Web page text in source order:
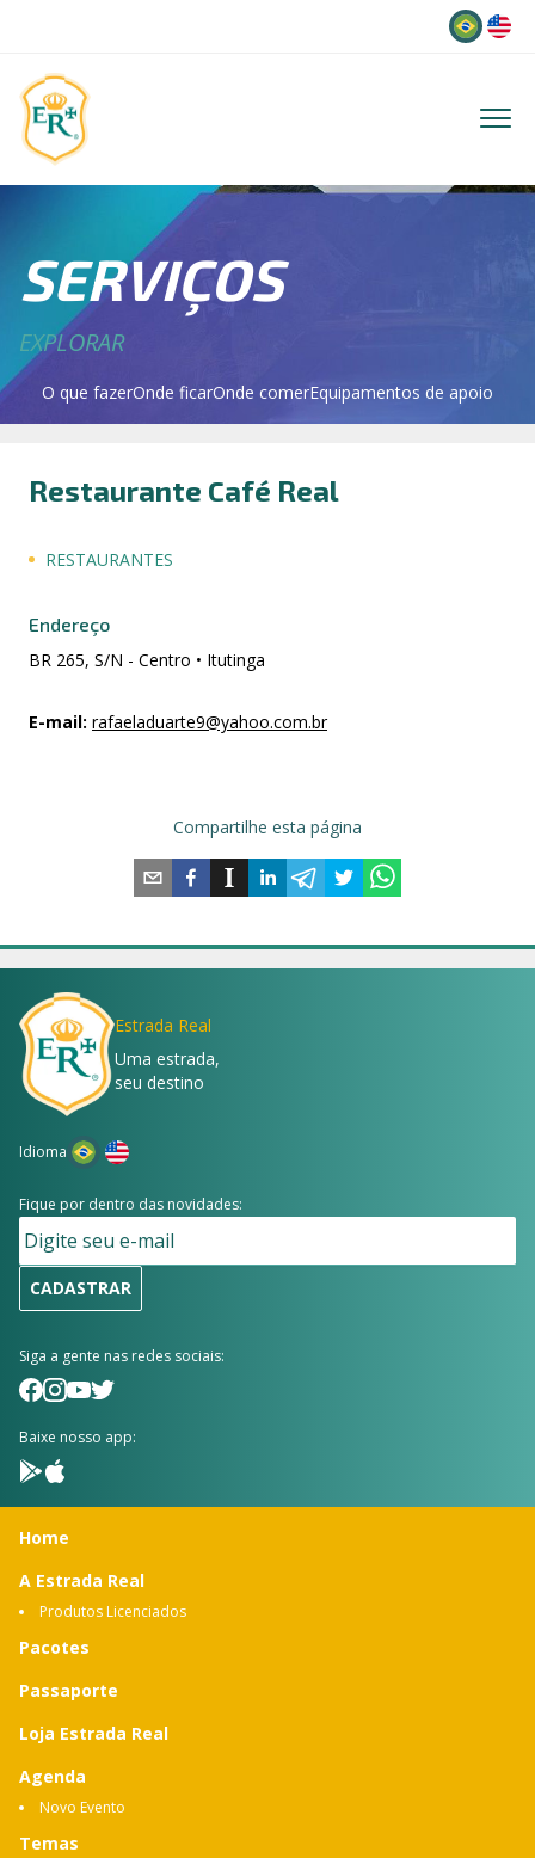
SERVIÇOS
EXPLORAR
O que fazerOnde ficarOnde comerEquipamentos de apoio
Restaurante Café Real
RESTAURANTES
Endereço
BR 265, S/N - Centro • Itutinga
E-mail: rafaeladuarte9@yahoo.com.br
Compartilhe esta página
Estrada Real
Uma estrada,
seu destino
Idioma
Fique por dentro das novidades:
CADASTRAR
Siga a gente nas redes sociais:
Baixe nosso app:
Home
A Estrada Real
Produtos Licenciados
Pacotes
Passaporte
Loja Estrada Real
Agenda
Novo Evento
Temas